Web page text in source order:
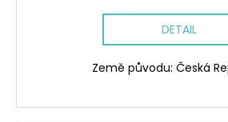
DETAIL
Země původu: Česká